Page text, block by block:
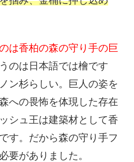
は香柏の森の守り手の巨
のは日本語では檜です
ン杉らしい。巨人の姿を
への畏怖を体現した存在
シュ王は建築材として香
す。だから森の守り手フ
要がありました。